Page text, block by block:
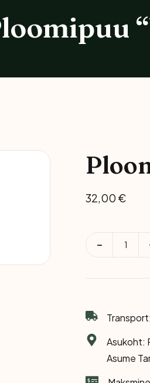
Magnooliad
Kuused
Viljapuud Ja Põõsad
Eksootilised Taimed
32,00 €
Asukoht:
Asume